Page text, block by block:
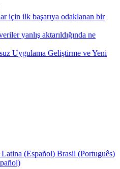
için ilk başarıya odaklanan bir
yanlış aktarıldığında ne
Uygulama Geliştirme ve Yeni
(Español) Brasil (Português)